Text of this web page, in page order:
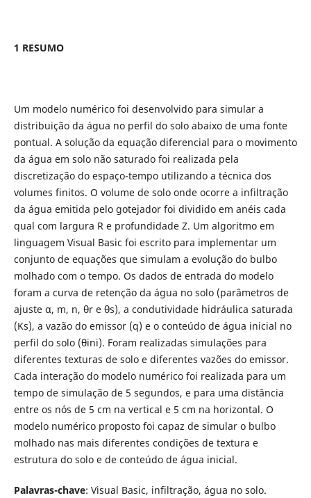
1 RESUMO
Um modelo numérico foi desenvolvido para simular a
distribuição da água no perfil do solo abaixo de uma fonte
pontual. A solução da equação diferencial para o movimento
da água em solo não saturado foi realizada pela
discretização do espaço-tempo utilizando a técnica dos
volumes finitos. O volume de solo onde ocorre a infiltração
da água emitida pelo gotejador foi dividido em anéis cada
qual com largura R e profundidade Z. Um algoritmo em
linguagem Visual Basic foi escrito para implementar um
conjunto de equações que simulam a evolução do bulbo
molhado com o tempo. Os dados de entrada do modelo
foram a curva de retenção da água no solo (parâmetros de
ajuste α, m, n, θr e θs), a condutividade hidráulica saturada
(Ks), a vazão do emissor (q) e o conteúdo de água inicial no
perfil do solo (θini). Foram realizadas simulações para
diferentes texturas de solo e diferentes vazões do emissor.
Cada interação do modelo numérico foi realizada para um
tempo de simulação de 5 segundos, e para uma distância
entre os nós de 5 cm na vertical e 5 cm na horizontal. O
modelo numérico proposto foi capaz de simular o bulbo
molhado nas mais diferentes condições de textura e
estrutura do solo e de conteúdo de água inicial.
Palavras-chave: Visual Basic, infiltração, água no solo.